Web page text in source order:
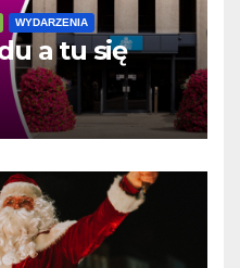
WYDARZENIA
a tu się